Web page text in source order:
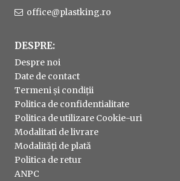
office@plastking.ro
DESPRE:
Despre noi
Date de contact
Termeni și condiții
Politica de confidentialitate
Politica de utilizare Cookie-uri
Modalitati de livrare
Modalități de plată
Politica de retur
ANPC